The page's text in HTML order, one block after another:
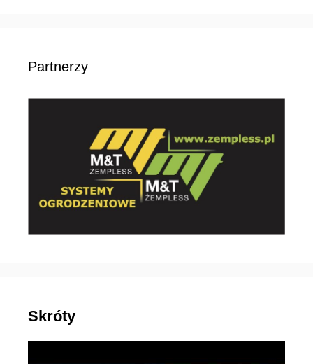
Partnerzy
Skróty